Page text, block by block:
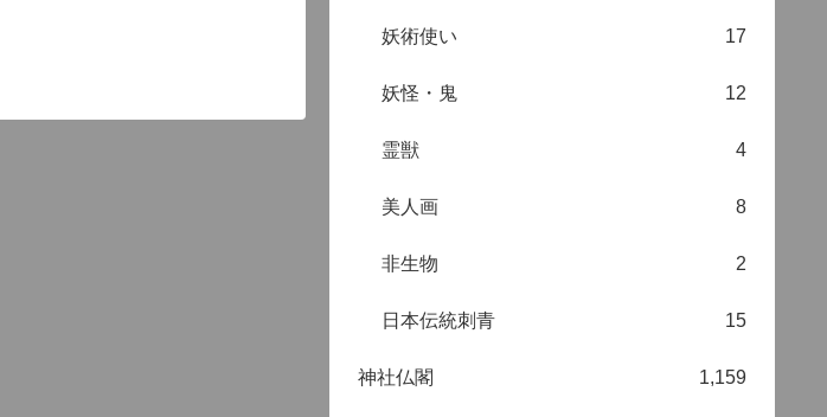
妖術使い 17
妖怪・鬼 12
霊獣 4
美人画 8
非生物 2
日本伝統刺青 15
神社仏閣 1,159